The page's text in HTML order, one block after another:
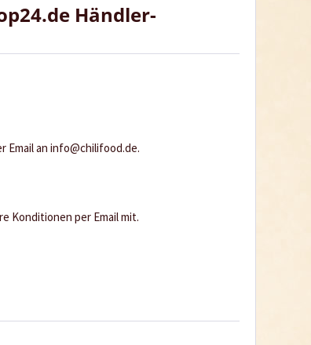
Händler-
Email an info@chilifood.de.
Konditionen per Email mit.